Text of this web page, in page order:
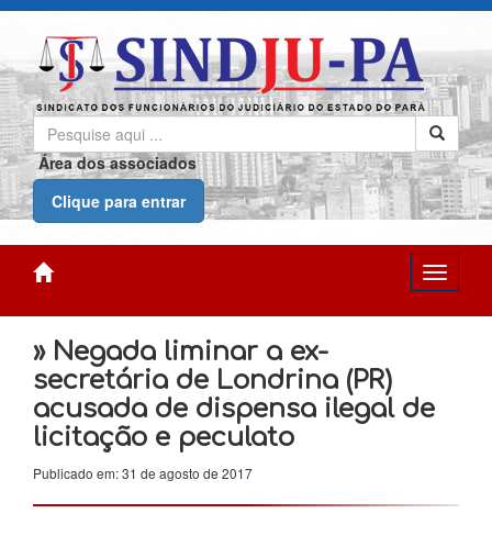
Área dos associados
Clique para entrar
» Negada liminar a ex-
secretária de Londrina (PR)
acusada de dispensa ilegal de
licitação e peculato
Publicado em: 31 de agosto de 2017